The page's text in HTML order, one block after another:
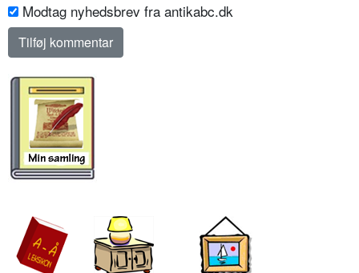
Modtag nyhedsbrev fra antikabc.dk